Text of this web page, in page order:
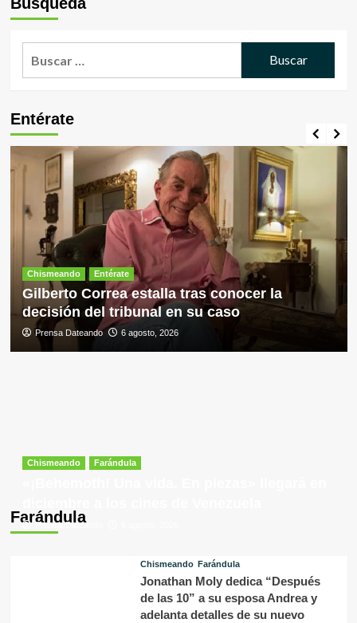
Entérate
Chismeando Entérate
Gilberto Correa estalla tras conocer la
decisión del tribunal en su caso
Prensa Dateando 6 agosto, 2026
Farándula
Chismeando Farándula
Prensa Dateando
Chismeando Farándula
Jonathan Moly dedica “Después
de las 10” a su esposa Andrea y
adelanta detalles de su nuevo